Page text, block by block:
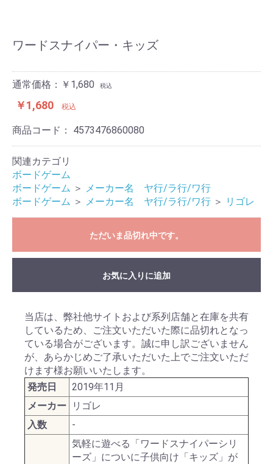
ワードスナイパー・キッズ
通常価格：￥1,680 税込
￥1,680 税込
商品コード： 4573476860080
関連カテゴリ
ボードゲーム
ボードゲーム ＞ メーカー名 ヤ行/ラ行/ワ行
ボードゲーム ＞ メーカー名 ヤ行/ラ行/ワ行 ＞ リゴレ
ただいま品切れ中です。
お気に入りに追加
当店は、弊社他サイトおよび系列店舗と在庫を共有
しているため、ご注文いただいた際に品切れとなっ
ている場合がございます。誠に申し訳ございません
が、あらかじめご了承いただいた上でご注文いただ
けます様お願いいたします。
発売日
2019年11月
メーカー
リゴレ
入数
-
気軽に遊べる「ワードスナイパーシリ
ーズ」についに子供向け「キッズ」が